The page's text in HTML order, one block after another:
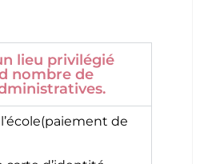
lieu privilégié
nombre de
de